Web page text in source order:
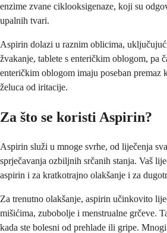
enzime zvane ciklooksigenaze, koji su
upalnih tvari.
Aspirin dolazi u raznim oblicima,
žvakanje, tablete s enteričkim oblogom, pa
enteričkim oblogom imaju poseban premaz
želuca od iritacije.
Za što se koristi Aspirin?
Aspirin služi u mnoge svrhe, od liječenja
sprječavanja ozbiljnih srčanih stanja. Vaš
aspirin i za kratkotrajno olakšanje i za
Za trenutno olakšanje, aspirin učinkovito
mišićima, zubobolje i menstrualne grčeve.
kada ste bolesni od prehlade ili gripe.